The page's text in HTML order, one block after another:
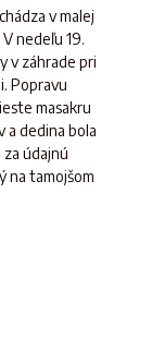
v malej
nedeľu 19.
v záhrade pri
Popravu
masakru
a dedina bola
údajnú
na tamojšom